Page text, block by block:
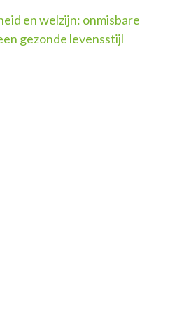
en welzijn: onmisbare
gezonde levensstijl